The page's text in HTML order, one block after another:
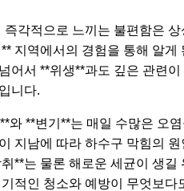
각적으로 느끼는 불편함은 상
지역에서의 경험을 통해 알게
어서 **위생**과도 깊은 관련이
니다.
와 **변기**는 매일 수많은 오
지남에 따라 하수구 막힘의 원
**는 물론 해로운 세균이 생길
적인 청소와 예방이 무엇보다